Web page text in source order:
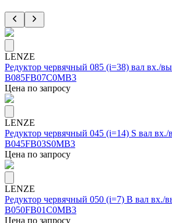
LENZE
Редуктор червячный 085 (i=38) вал вх./
B085FB07C0MB3
Цена по запросу
LENZE
Редуктор червячный 045 (i=14) S вал
B045FB03S0MB3
Цена по запросу
LENZE
Редуктор червячный 050 (i=7) B вал вх./
B050FB01C0MB3
Цена по запросу